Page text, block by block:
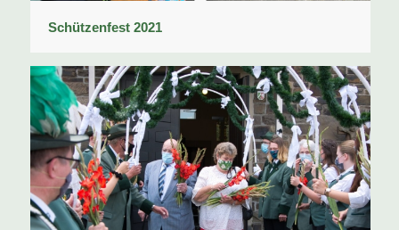
Schützenfest 2021